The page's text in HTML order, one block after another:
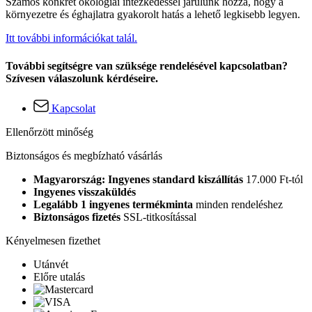
környezetre és éghajlatra gyakorolt hatás a lehető legkisebb legyen.
Itt további információkat talál.
További segítségre van szüksége rendelésével kapcsolatban?
Szívesen válaszolunk kérdéseire.
Kapcsolat
Ellenőrzött minőség
Biztonságos és megbízható vásárlás
Magyarország: Ingyenes standard kiszállítás 17.000 Ft-tól
Ingyenes visszaküldés
Legalább 1 ingyenes termékminta minden rendeléshez
Biztonságos fizetés SSL-titkosítással
Kényelmesen fizethet
Utánvét
Előre utalás